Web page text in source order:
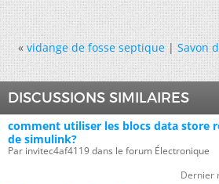
« vidange de fosse septique|Savon
DISCUSSIONS SIMILAIRES
comment utiliser les blocs data store
de simulink?
Par invitec4af4119 dans le forum Électronique
Dernier